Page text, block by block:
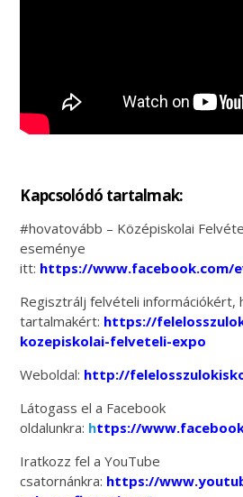
Kapcsolódó tartalmak:
#hovatovább – Középiskolai
eseménye
itt: https://www.facebook.com/
Regisztrálj felvételi információkért,
tartalmakért: https://
kozepiskolai-felveteli-expo
Weboldal: http://
Látogass el a Facebook
oldalunkra: https://
Iratkozz fel a YouTube
csatornánkra: https://